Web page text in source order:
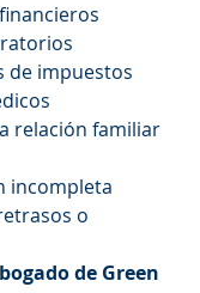
de impuestos
relación familiar
incompleta
o
de Green